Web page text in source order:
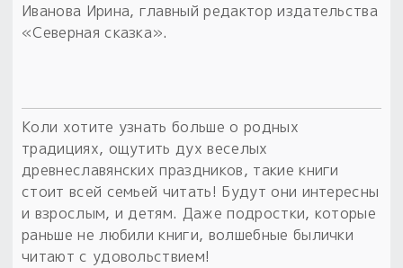
Иванова Ирина, главный редактор издательства
«Северная сказка».
Коли хотите узнать больше о родных
традициях, ощутить дух веселых
древнеславянских праздников, такие книги
стоит всей семьей читать! Будут они интересны
и взрослым, и детям. Даже подростки, которые
раньше не любили книги, волшебные былички
читают с удовольствием!